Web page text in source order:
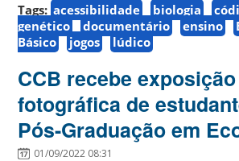
Tags: acessibilidade biologia
genético
documentário ensino
Básico
jogos lúdico
CCB recebe exposição
fotográfica de
Pós-Graduação em
01/09/2022 08:31